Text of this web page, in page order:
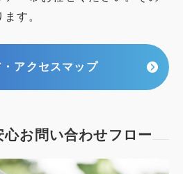
す。
アクセスマップ
心お問い合わせフロー